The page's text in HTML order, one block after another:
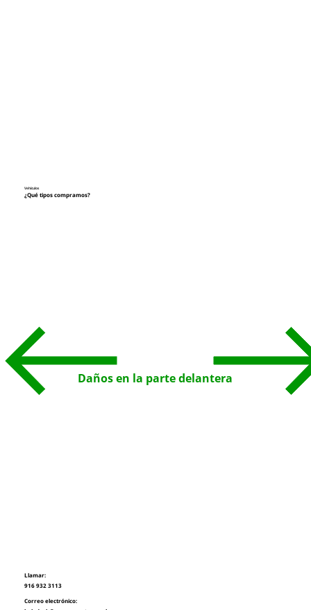
Vehículos
¿Qué tipos compramos?
Daños en la parte delantera
Llamar:
916 932 3113
Correo electrónico: